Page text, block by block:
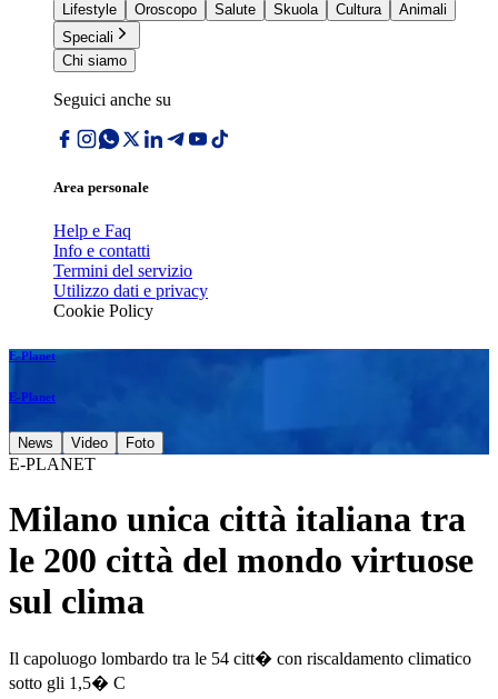
Lifestyle
Oroscopo Salute Skuola Cultura
Animali
Speciali
Chi siamo
Seguici anche su
Area personale
Help e Faq
Info e contatti
Termini del servizio
Utilizzo dati e privacy
Cookie Policy
E-Planet
E-Planet
News Video Foto
E-PLANET
Milano unica città italiana tra
le 200 città del mondo virtuose
sul clima
Il capoluogo lombardo tra le 54 citt� con riscaldamento climatico
sotto gli 1,5� C